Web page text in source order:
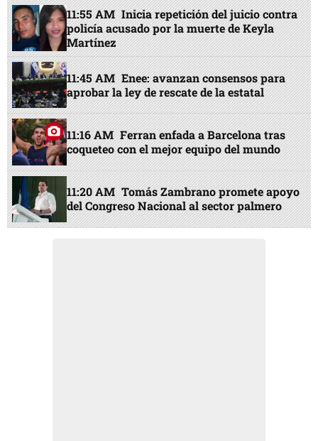
11:55 AM Inicia repetición del juicio contra
policía acusado por la muerte de Keyla
Martínez
11:45 AM Enee: avanzan consensos para
aprobar la ley de rescate de la estatal
11:16 AM Ferran enfada a Barcelona tras
coqueteo con el mejor equipo del mundo
11:20 AM Tomás Zambrano promete apoyo
del Congreso Nacional al sector palmero